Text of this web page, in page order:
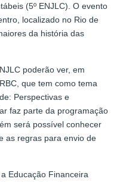
(5º ENJLC). O evento
localizado no Rio de
da história das
poderão ver, em
que tem como tema
Perspectivas e
faz parte da programação
será possível conhecer
as regras para envio de
Educação Financeira